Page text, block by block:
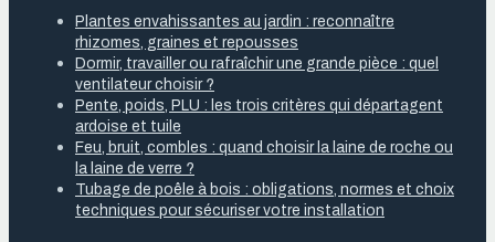
Plantes envahissantes au jardin : reconnaître
rhizomes, graines et repousses
Dormir, travailler ou rafraîchir une grande pièce : quel
ventilateur choisir ?
Pente, poids, PLU : les trois critères qui départagent
ardoise et tuile
Feu, bruit, combles : quand choisir la laine de roche ou
la laine de verre ?
Tubage de poêle à bois : obligations, normes et choix
techniques pour sécuriser votre installation